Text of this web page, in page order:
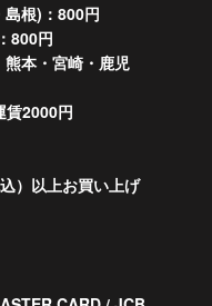
根)：800円
800円
本・宮崎・鹿児
賃2000円
）以上お買い上げ